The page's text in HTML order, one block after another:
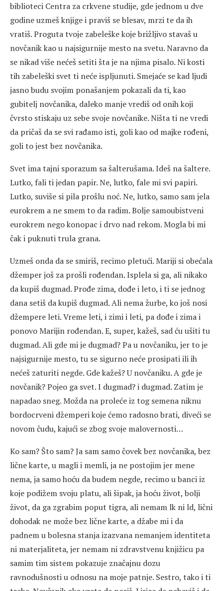
biblioteci Centra za crkvene studije, gde jednom u dve
godine uzmeš knjige i praviš se blesav, mrzi te da ih
vratiš. Proguta tvoje zabeleške koje brižljivo stavaš u
novčanik kao u najsigurnije mesto na svetu. Naravno da
se nikad više nećeš setiti šta je na njima pisalo. Ni kosti
tih zabeleški svet ti neće ispljunuti. Smejaće se kad ljudi
jasno budu svojim ponašanjem pokazali da ti, kao
gubitelj novčanika, daleko manje vrediš od onih koji
čvrsto stiskaju uz sebe svoje novčanike. Ništa ti ne vredi
da pričaš da se svi rađamo isti, goli kao od majke rođeni,
goli to jest bez novčanika.
Svet ima tajni sporazum sa šalterušama. Ideš na šaltere.
Lutko, fali ti jedan papir. Ne, lutko, fale mi svi papiri.
Lutko, suviše si pila prošlu noć. Ne, lutko, samo sam jela
eurokrem a ne smem to da radim. Bolje samoubistveni
eurokrem nego konopac i drvo nad rekom. Mogla bi mi
čak i puknuti trula grana.
Uzmeš onda da se smiriš, recimo pletući. Mariji si obećala
džemper još za prošli rođendan. Isplela si ga, ali nikako
da kupiš dugmad. Prođe zima, dođe i leto, i ti se jednog
dana setiš da kupiš dugmad. Ali nema žurbe, ko još nosi
džempere leti. Vreme leti, i zimi i leti, pa dođe i zima i
ponovo Marijin rođendan. E, super, kažeš, sad ću ušiti tu
dugmad. Ali gde mi je dugmad? Pa u novčaniku, jer to je
najsigurnije mesto, tu se sigurno neće prosipati ili ih
nećeš zaturiti negde. Gde kažeš? U novčaniku. A gde je
novčanik? Pojeo ga svet. I dugmad? i dugmad. Zatim je
napadao sneg. Možda na proleće iz tog semena niknu
bordocrveni džemperi koje ćemo radosno brati, diveći se
novom čudu, kajući se zbog svoje malovernosti…
Ko sam? Što sam? Ja sam samo čovek bez novčanika, bez
lične karte, u magli i memli, ja ne postojim jer mene
nema, ja samo hoću da budem negde, recimo u banci iz
koje podižem svoju platu, ali šipak, ja hoću život, bolji
život, da ga zgrabim poput tigra, ali nemam lk ni ld, lični
dohodak ne može bez lične karte, a džabe mi i da
padnem u bolesna stanja izazvana nemanjem identiteta
ni materjaliteta, jer nemam ni zdravstvenu knjižicu pa
samim tim sistem pokazuje značajnu dozu
ravnodušnosti u odnosu na moje patnje. Sestro, tako i ti